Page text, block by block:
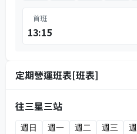
首班
13:15
定期營運班表[班表]
往三星三站
週日 週一 週二 週三